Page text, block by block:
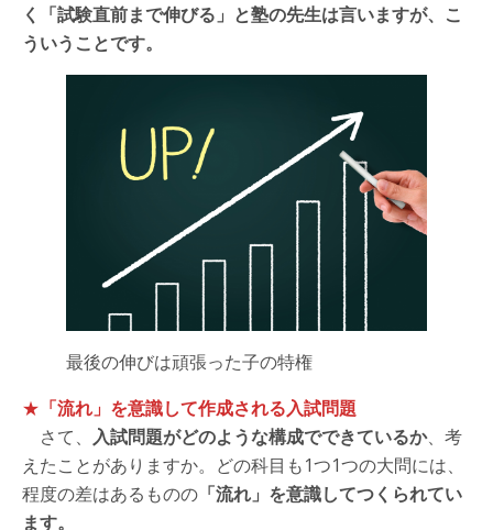
く「試験直前まで伸びる」と塾の先生は言いますが、こ
ういうことです。
最後の伸びは頑張った子の特権
★ 「流れ」を意識して作成される入試問題
さて、 入試問題がどのような構成でできているか、考
えたことがありますか。どの科目も1つ1つの大問には、
程度の差はあるものの 「流れ」を意識してつくられてい
ます。